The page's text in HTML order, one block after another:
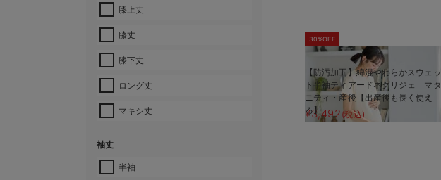
膝上丈
膝丈
膝下丈
ロング丈
マキシ丈
袖丈
半袖
30%OFF
【防汚加工】綿混やわらかスウェッ
ト半袖ティアードネグリジェ マタ
ニティ・産後【出産後も長く使え
る】
¥3,492 (税込)